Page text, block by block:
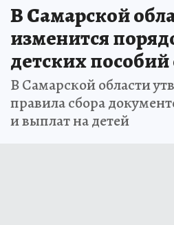
В Самарской
изменится
детских пособий
В Самарской области
правила сбора
и выплат на детей